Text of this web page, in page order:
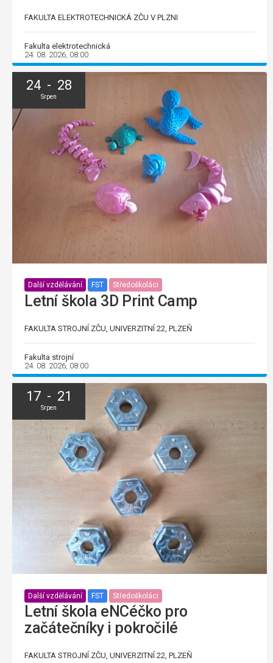
FAKULTA ELEKTROTECHNICKÁ ZČU V PLZNI
Fakulta elektrotechnická
24. 08. 2026, 08:00
24 - 28
Srpen
Další vzdělávání FST Středoškoláci
Letní škola 3D Print Camp
FAKULTA STROJNÍ ZČU, UNIVERZITNÍ 22, PLZEŇ
Fakulta strojní
24. 08. 2026, 08:00
17 - 21
Srpen
Další vzdělávání FST Středoškoláci
Letní škola eNCéčko pro
začátečníky i pokročilé
FAKULTA STROJNÍ ZČU, UNIVERZITNÍ 22, PLZEŇ